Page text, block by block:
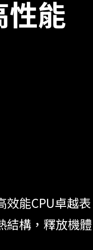
性能
效能CPU卓越表
結構，釋放機體